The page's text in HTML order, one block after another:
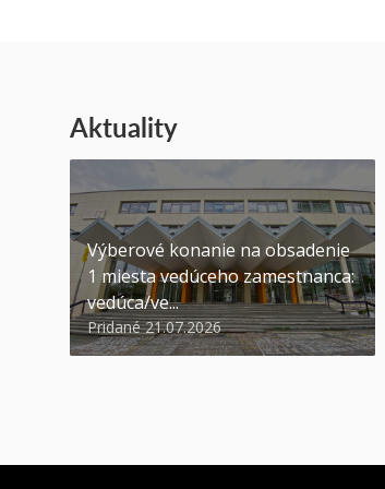
Aktuality
Výberové konanie na obsadenie
1 miesta vedúceho zamestnanca:
vedúca/ve...
Pridané 21.07.2026